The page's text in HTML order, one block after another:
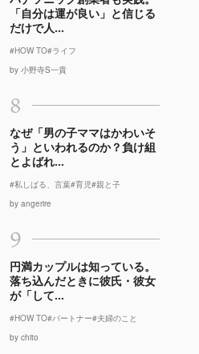
「自分は運が良い」と信じる
だけで人...
#HOW TO#ライフ
by 小野寺S一貴
8
なぜ「男の子ママはかわいそ
う」といわれるのか？負け組
とよばれ...
#私しばる、言葉#育児#親と子
by angerire
9
円満カップルは知っている。
落ち込んだときに彼氏・彼女
が「して...
#HOW TO#パートナー#夫婦のこと
by chito